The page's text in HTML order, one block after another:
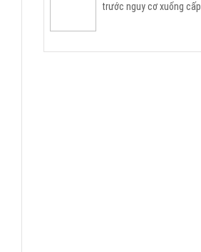
trước nguy cơ xuống cấp